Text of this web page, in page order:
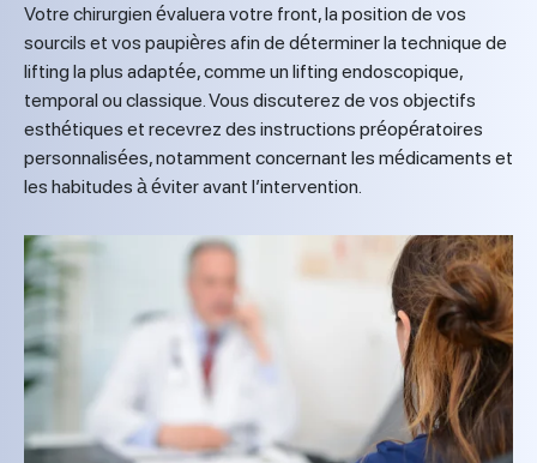
Votre chirurgien évaluera votre front, la position de vos
sourcils et vos paupières afin de déterminer la technique de
lifting la plus adaptée, comme un lifting endoscopique,
temporal ou classique. Vous discuterez de vos objectifs
esthétiques et recevrez des instructions préopératoires
personnalisées, notamment concernant les médicaments et
les habitudes à éviter avant l’intervention.